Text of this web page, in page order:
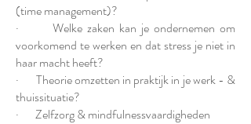
(time management)?
· Welke zaken kan je ondernemen om
voorkomend te werken en dat stress je niet in
haar macht heeft?
· Theorie omzetten in praktijk in je werk - &
thuissituatie?
· Zelfzorg & mindfulnessvaardigheden